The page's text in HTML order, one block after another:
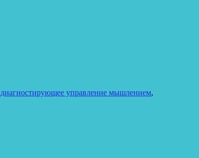
диагностирующее управление мышлением,